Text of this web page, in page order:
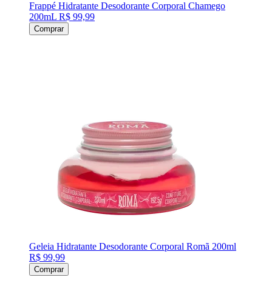
Frappé Hidratante Desodorante Corporal Chamego
200mL R$ 99,99
Comprar
Geleia Hidratante Desodorante Corporal Romã 200ml
R$ 99,99
Comprar